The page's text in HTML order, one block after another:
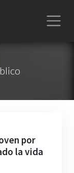
por
la vida